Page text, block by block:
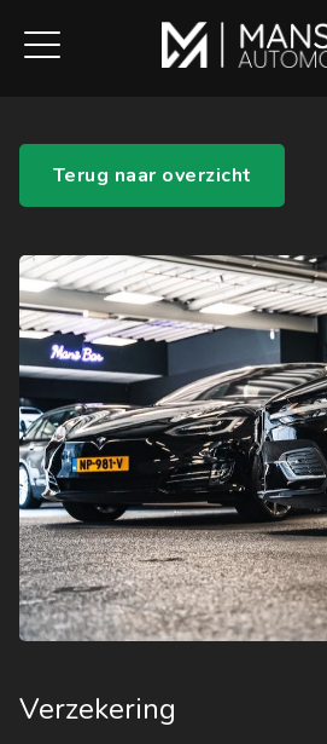
Terug naar overzicht
Verzekering